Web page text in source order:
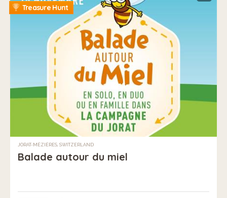
Treasure Hunt
JORAT-MÉZIÈRES, SWITZERLAND
Balade autour du miel